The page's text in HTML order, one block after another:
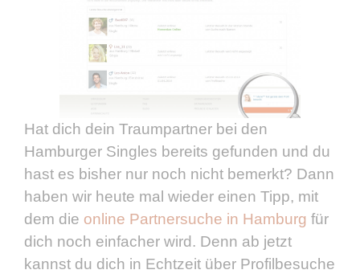
Hat dich dein Traumpartner bei den
Hamburger Singles bereits gefunden und du
hast es bisher nur noch nicht bemerkt? Dann
haben wir heute mal wieder einen Tipp, mit
dem die online Partnersuche in Hamburg für
dich noch einfacher wird. Denn ab jetzt
kannst du dich in Echtzeit über Profilbesuche